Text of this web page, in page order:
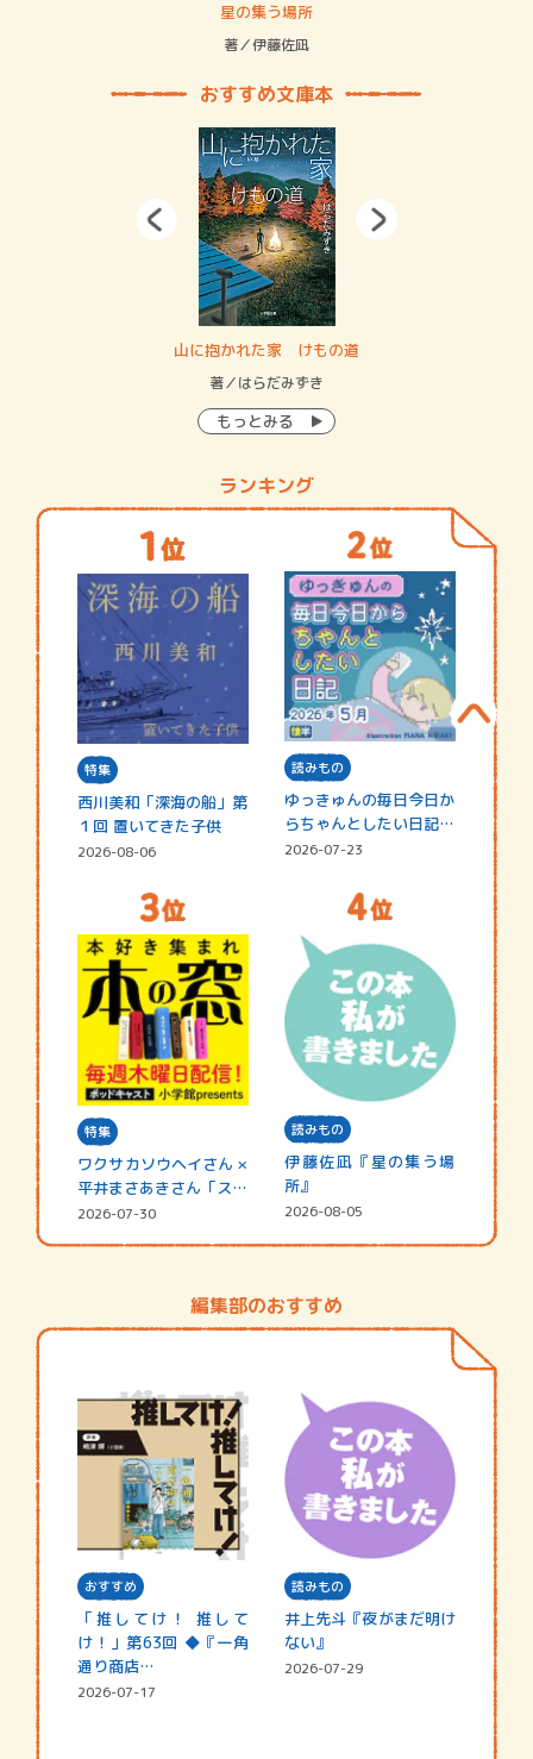
星の集う場所
著／伊藤佐凪
おすすめ文庫本
山に抱かれた家 けもの道
著／はらだみずき
もっとみる
ランキング
特集
西川美和「深海の船」第
１回 置いてきた子供
2026-08-06
読みもの
ゆっきゅんの毎日今日か
らちゃんとしたい日記
☆202…
2026-07-23
特集
ワクサカソウヘイさん ×
平井まさあきさん「スペ
シャ…
2026-07-30
読みもの
伊藤佐凪『星の集う場
所』
2026-08-05
編集部のおすすめ
おすすめ
「推してけ！ 推して
け！」第63回 ◆『一角
通り商店…
2026-07-17
読みもの
井上先斗『夜がまだ明け
ない』
2026-07-29